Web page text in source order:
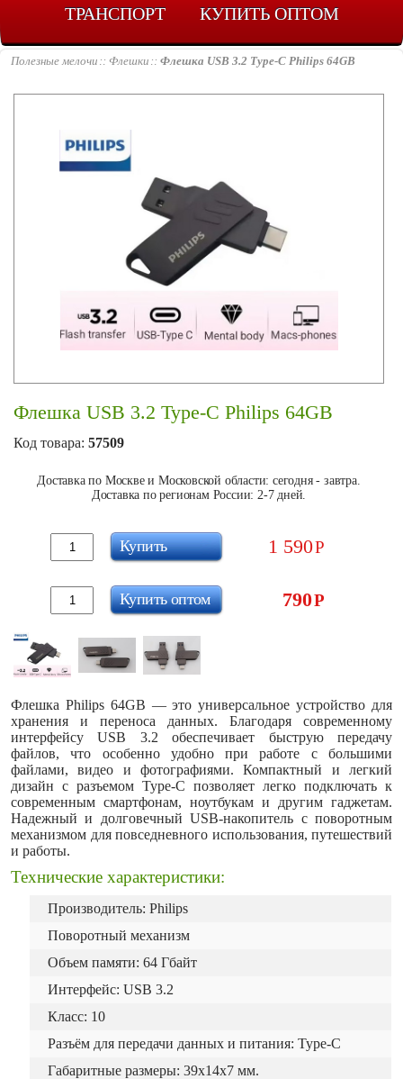
ТРАНСПОРТ КУПИТЬ ОПТОМ
Полезные мелочи Флешки Флешка USB 3.2 Type-C Philips 64GB
Флешка USB 3.2 Type-C Philips 64GB
Код товара: 57509
Доставка по Москве и Московской области: сегодня - завтра.
Доставка по регионам России: 2-7 дней.
1 590Р
Купить
790Р
Купить оптом
Флешка Philips 64GB — это универсальное устройство для
хранения и переноса данных. Благодаря современному
интерфейсу USB 3.2 обеспечивает быструю передачу
файлов, что особенно удобно при работе с большими
файлами, видео и фотографиями. Компактный и легкий
дизайн с разъемом Type-C позволяет легко подключать к
современным смартфонам, ноутбукам и другим гаджетам.
Надежный и долговечный USB-накопитель с поворотным
механизмом для повседневного использования, путешествий
и работы.
Технические характеристики:
Производитель: Philips
Поворотный механизм
Объем памяти: 64 Гбайт
Интерфейс: USB 3.2
Класс: 10
Разъём для передачи данных и питания: Type-C
Габаритные размеры: 39x14x7 мм.